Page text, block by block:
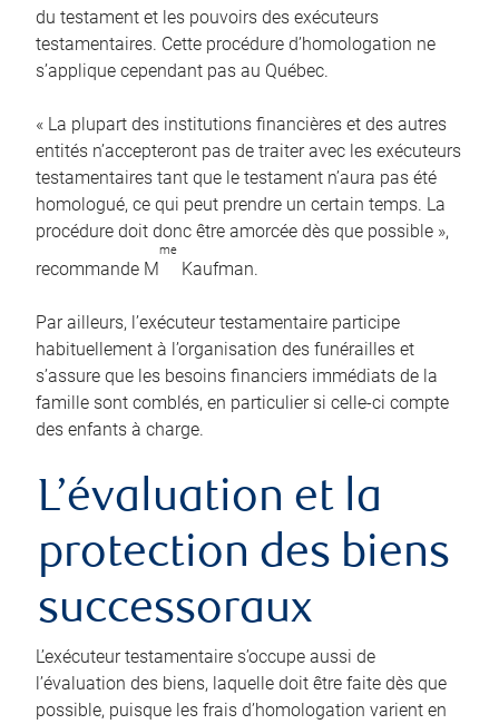
du testament et les pouvoirs des exécuteurs
testamentaires. Cette procédure d’homologation ne
s’applique cependant pas au Québec.
« La plupart des institutions financières et des autres
entités n’accepteront pas de traiter avec les exécuteurs
testamentaires tant que le testament n’aura pas été
homologué, ce qui peut prendre un certain temps. La
procédure doit donc être amorcée dès que possible »,
recommande M
me
Kaufman.
Par ailleurs, l’exécuteur testamentaire participe
habituellement à l’organisation des funérailles et
s’assure que les besoins financiers immédiats de la
famille sont comblés, en particulier si celle-ci compte
des enfants à charge.
L’évaluation et la
protection des biens
successoraux
L’exécuteur testamentaire s’occupe aussi de
l’évaluation des biens, laquelle doit être faite dès que
possible, puisque les frais d’homologation varient en